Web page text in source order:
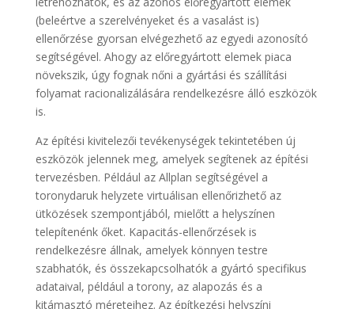
(beleértve a szerelvényeket és a vasalást is)
ellenőrzése gyorsan elvégezhető az egyedi azonosító
segítségével. Ahogy az előregyártott elemek piaca
növekszik, úgy fognak nőni a gyártási és szállítási
folyamat racionalizálására rendelkezésre álló eszközök
is.
Az építési kivitelezői tevékenységek tekintetében új
eszközök jelennek meg, amelyek segítenek az építési
tervezésben. Például az Allplan segítségével a
toronydaruk helyzete virtuálisan ellenőrizhető az
ütközések szempontjából, mielőtt a helyszínen
telepítenénk őket. Kapacitás-ellenőrzések is
rendelkezésre állnak, amelyek könnyen testre
szabhatók, és összekapcsolhatók a gyártó specifikus
adataival, például a torony, az alapozás és a
kitámasztó méreteihez. Az építkezési helyszíni